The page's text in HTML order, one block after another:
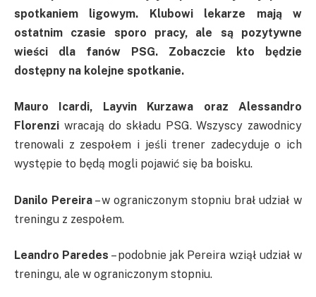
spotkaniem ligowym. Klubowi lekarze mają w
ostatnim czasie sporo pracy, ale są pozytywne
wieści dla fanów PSG. Zobaczcie kto będzie
dostępny na kolejne spotkanie.
Mauro Icardi, Layvin Kurzawa oraz Alessandro
Florenzi wracają do składu PSG. Wszyscy zawodnicy
trenowali z zespołem i jeśli trener zadecyduje o ich
występie to będą mogli pojawić się ba boisku.
Danilo Pereira– w ograniczonym stopniu brał udział w
treningu z zespołem.
Leandro Paredes – podobnie jak Pereira wziął udział w
treningu, ale w ograniczonym stopniu.